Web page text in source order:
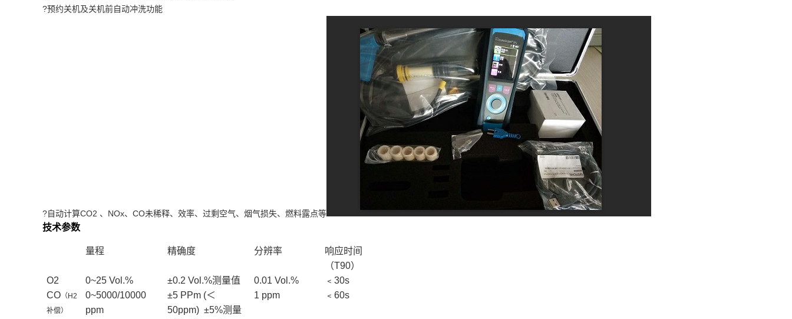
?预约关机及关机前自动冲洗功能
?自动计算CO2 、NOx、CO未稀释、效率、过剩空气、烟气损失、燃料露点等
技术参数
量程 精确度 分辨率
响应时间
（T90）
O2
0~25 Vol.% ±0.2 Vol.%测量值 0.01 Vol.% ﹤ 30s
CO （H2
补偿）
0~5000/10000
ppm
±5 PPm (＜
50ppm) ±5%测量
1 ppm ﹤ 60s